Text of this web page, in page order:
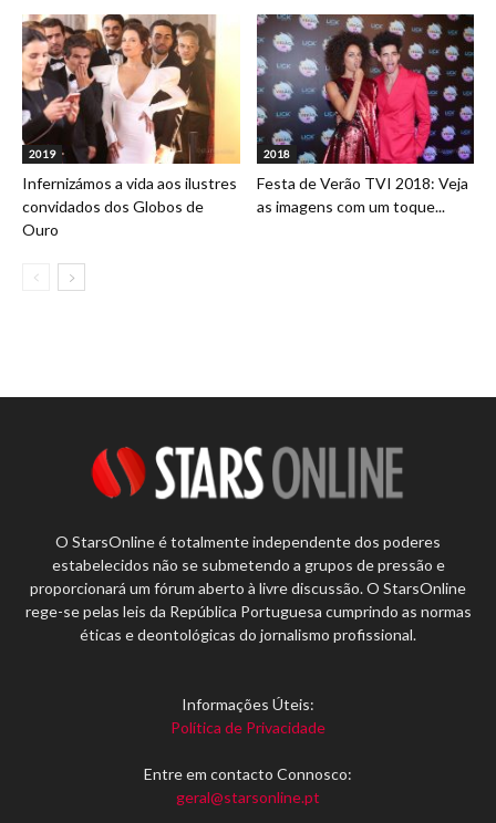
2019
Infernizámos a vida aos ilustres
convidados dos Globos de
Ouro
2018
Festa de Verão TVI 2018: Veja
as imagens com um toque...
O StarsOnline é totalmente independente dos poderes
estabelecidos não se submetendo a grupos de pressão e
proporcionará um fórum aberto à livre discussão. O StarsOnline
rege-se pelas leis da República Portuguesa cumprindo as normas
éticas e deontológicas do jornalismo profissional.
Informações Úteis:
Política de Privacidade
Entre em contacto Connosco:
geral@starsonline.pt